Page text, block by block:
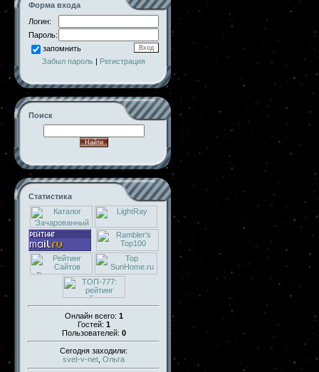
Форма входа
Логин:
Пароль:
запомнить
Забыл пароль | Регистрация
Поиск
Статистика
Онлайн всего: 1
Гостей: 1
Пользователей: 0
Сегодня заходили:
svet-v-net Ольга